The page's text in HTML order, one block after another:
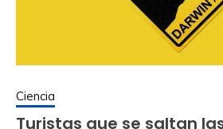
Ciencia
Turistas que se saltan